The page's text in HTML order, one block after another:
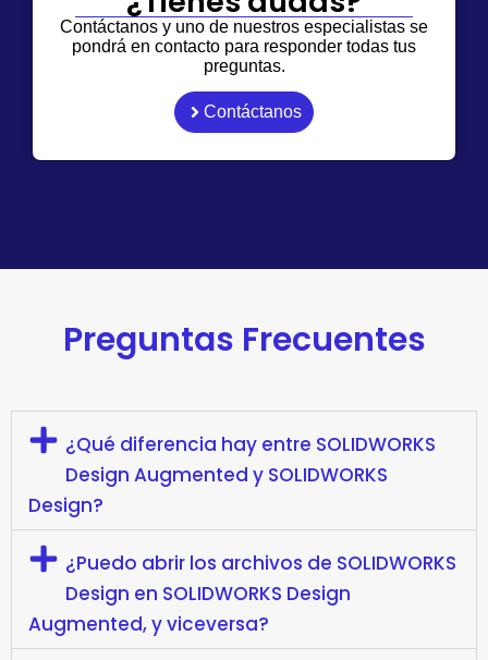
Contáctanos y uno de nuestros especialistas se
pondrá en contacto para responder todas tus
preguntas.
Contáctanos
Preguntas Frecuentes
¿Qué diferencia hay entre SOLIDWORKS
Design Augmented y SOLIDWORKS
Design?
¿Puedo abrir los archivos de SOLIDWORKS
Design en SOLIDWORKS Design
Augmented, y viceversa?